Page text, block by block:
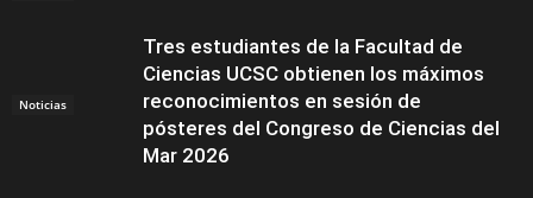
Noticias
Tres estudiantes de la Facultad de
Ciencias UCSC obtienen los máximos
reconocimientos en sesión de
pósteres del Congreso de Ciencias del
Mar 2026